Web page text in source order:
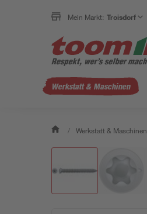
Mein Markt: Troisdorf
Werkstatt & Maschinen
/ Werkstatt & Maschinen